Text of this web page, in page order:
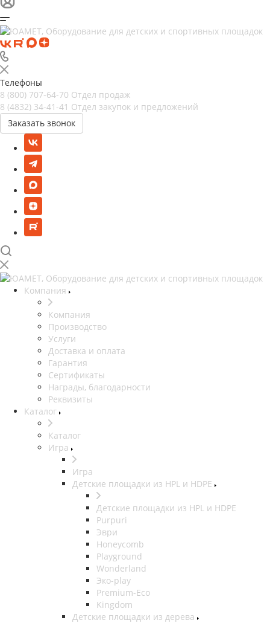
Телефоны
8 (800) 707-64-70 Отдел продаж
8 (4832) 34-41-41 Отдел закупок и предложений
Заказать звонок
Компания
Компания
Производство
Услуги
Доставка и оплата
Гарантия
Сертификаты
Награды, благодарности
Реквизиты
Каталог
Каталог
Игра
Игра
Детские площадки из HPL и HDPE
Детские площадки из HPL и HDPE
Purpuri
Эври
Honeycomb
Playground
Wonderland
Эко-play
Premium-Eco
Kingdom
Детские площадки из дерева